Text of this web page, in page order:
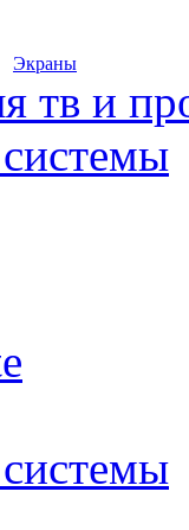
Экраны
тв и